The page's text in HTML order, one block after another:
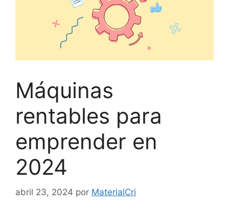
Máquinas
rentables para
emprender en
2024
abril 23, 2024 por MaterialCri